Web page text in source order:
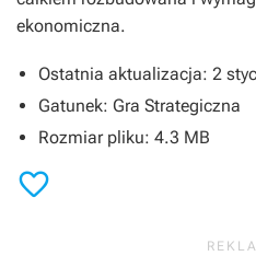
ekonomiczna.
Ostatnia aktualizacja: 2
Gatunek: Gra Strategiczna
Rozmiar pliku: 4.3 MB
